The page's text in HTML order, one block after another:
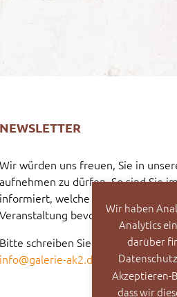
NEWSLETTER
Wir würden uns freuen, Sie in
aufnehmen zu dürfen. So sind Sie
informiert, welche Vernissage oder
Veranstaltung bevorsteht.
Bitte schreiben Sie dazu eine E-Mail
info@galerie-ak2.de
Wir haben
Analytics
darüber
Akzeptieren-
dass wir